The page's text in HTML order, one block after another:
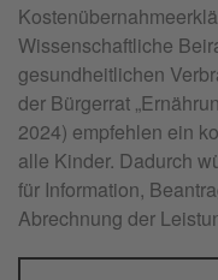
Wissenschaftliche
gesundheitlichen
der Bürgerrat
2024) empfehlen ein
alle Kinder. Dadurch
für Information,
Abrechnung der